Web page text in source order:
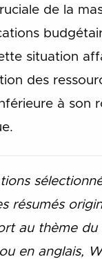
de la
situation
des
à son
résumés
au thème
en anglais,